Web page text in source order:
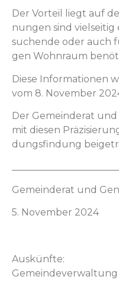
Der Vorteil liegt auf
nun­gen sind viel­seit­ig
suchende oder auch
gen Wohn­raum
Diese Infor­ma­tio­nen
vom 8. Novem­ber
Der Gemein­der­at
mit diesen
dungs­find­ung
Gemein­der­at und
5. Novem­ber 2024
Auskün­fte: